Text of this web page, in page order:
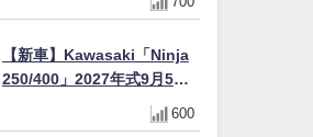
新珍珠白塗裝與專屬配備登
【新車】Kawasaki「Ninja
250/400」2027年式9月5日
日本發售！新塗裝登場×價格
不變×輔助滑動式離合器
600